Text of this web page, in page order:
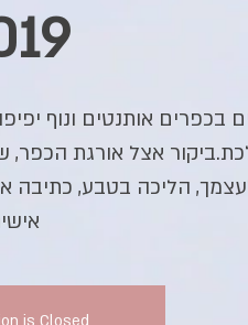
בכפרים אותנטים ונוף
אצל אורגת הכפר,
הליכה בטבע, כתיבה